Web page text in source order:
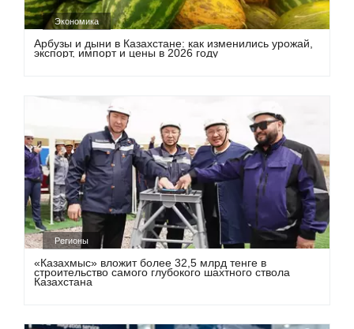
Экономика
Арбузы и дыни в Казахстане: как изменились урожай,
экспорт, импорт и цены в 2026 году
Регионы
«Казахмыс» вложит более 32,5 млрд тенге в
строительство самого глубокого шахтного ствола
Казахстана